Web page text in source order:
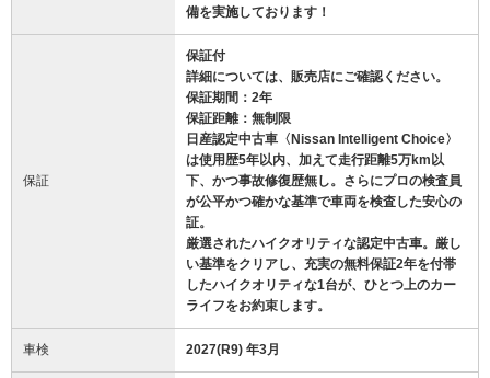
備を実施しております！
保証
保証付
詳細については、販売店にご確認ください。
保証期間：2年
保証距離：無制限
日産認定中古車〈Nissan Intelligent Choice〉
は使用歴5年以内、加えて走行距離5万km以
下、かつ事故修復歴無し。さらにプロの検査員
が公平かつ確かな基準で車両を検査した安心の
証。
厳選されたハイクオリティな認定中古車。厳し
い基準をクリアし、充実の無料保証2年を付帯
したハイクオリティな1台が、ひとつ上のカー
ライフをお約束します。
車検 2027(R9) 年3月